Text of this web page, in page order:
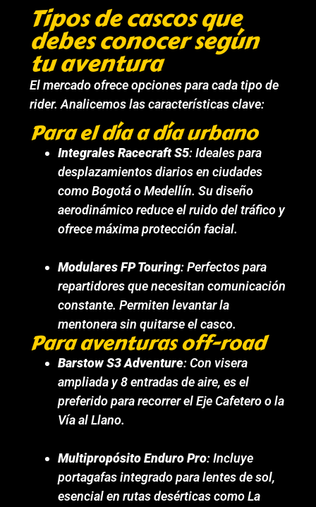
Tipos de cascos que
debes conocer según
tu aventura
El mercado ofrece opciones para cada tipo de
rider. Analicemos las características clave:
Para el día a día urbano
Integrales Racecraft S5: Ideales para
desplazamientos diarios en ciudades
como Bogotá o Medellín. Su diseño
aerodinámico reduce el ruido del tráfico y
ofrece máxima protección facial.
Modulares FP Touring: Perfectos para
repartidores que necesitan comunicación
constante. Permiten levantar la
mentonera sin quitarse el casco.
Para aventuras off-road
Barstow S3 Adventure: Con visera
ampliada y 8 entradas de aire, es el
preferido para recorrer el Eje Cafetero o la
Vía al Llano.
Multipropósito Enduro Pro: Incluye
portagafas integrado para lentes de sol,
esencial en rutas desérticas como La